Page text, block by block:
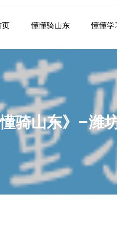
更新懂懂学习群内容
页 懂懂骑山东 懂懂学
骑山东》–潍